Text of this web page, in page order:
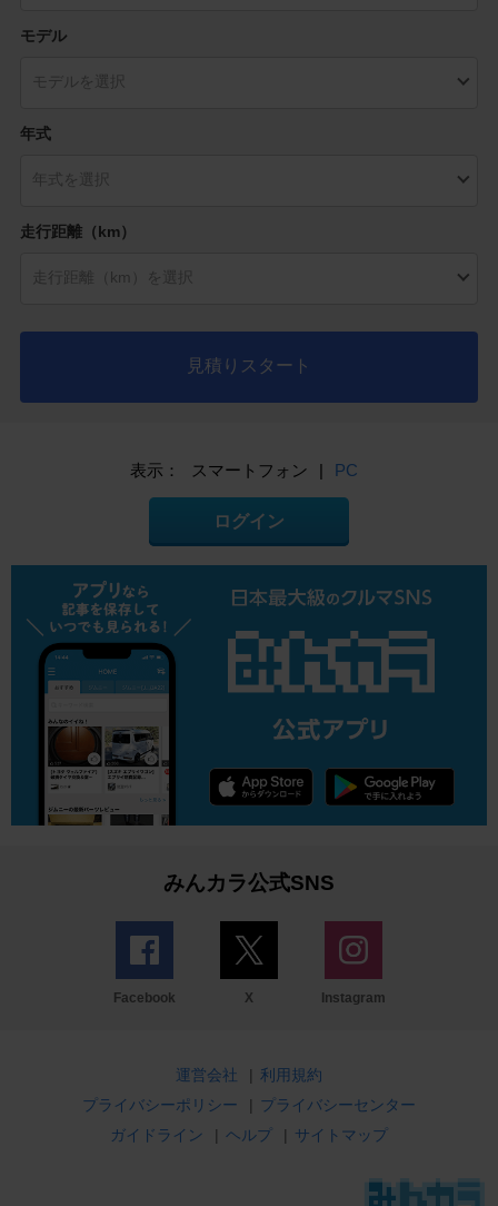
モデル
年式
走行距離（km）
見積りスタート
表示： スマートフォン | PC
ログイン
みんカラ公式SNS
Facebook X Instagram
運営会社 | 利用規約
プライバシーポリシー
| プライバシーセンター
ガイドライン
| ヘルプ | サイトマップ